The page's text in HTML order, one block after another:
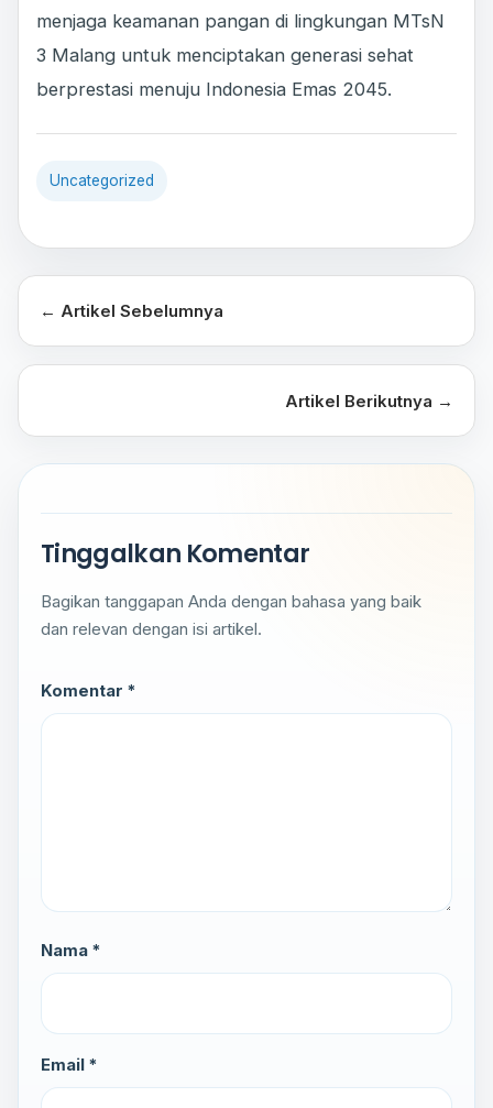
menjaga keamanan pangan di lingkungan MTsN
3 Malang untuk menciptakan generasi sehat
berprestasi menuju Indonesia Emas 2045.
Uncategorized
← Artikel Sebelumnya
Artikel Berikutnya →
Tinggalkan Komentar
Bagikan tanggapan Anda dengan bahasa yang baik
dan relevan dengan isi artikel.
Komentar *
Nama *
Email *